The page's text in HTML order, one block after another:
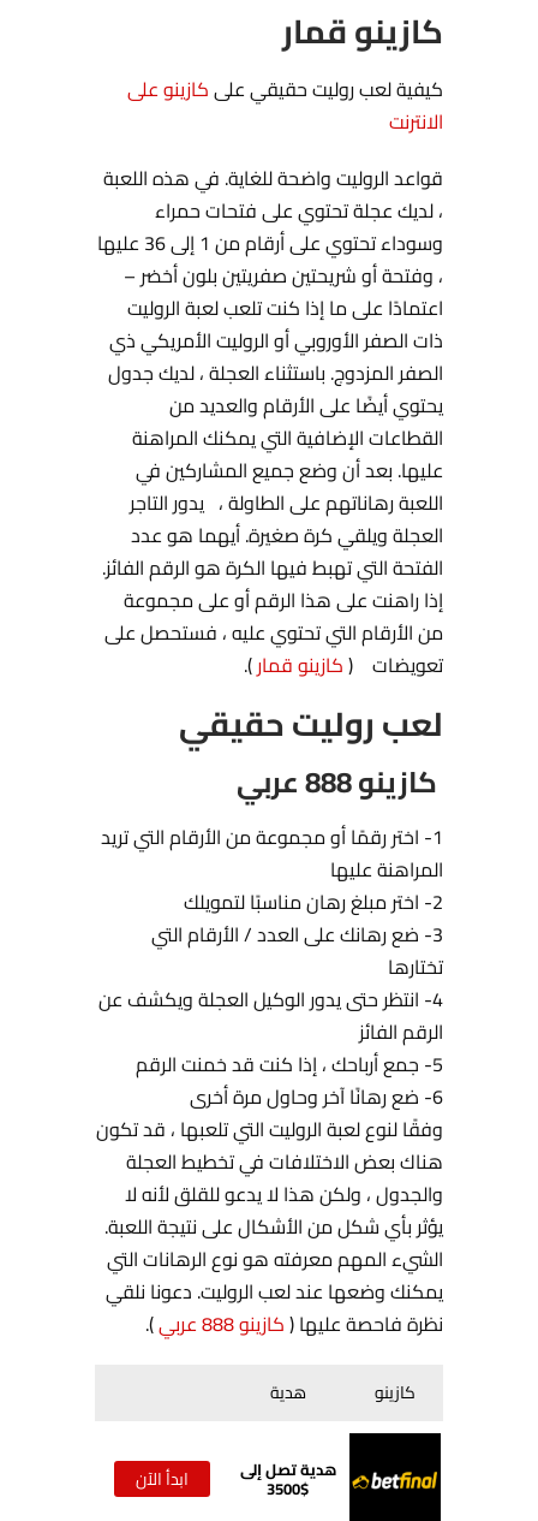
كازينو قمار
كيفية لعب روليت حقيقي علىكازينو على
الانترنت
قواعد الروليت واضحة للغاية. في هذه اللعبة
، لديك عجلة تحتوي على فتحات حمراء
وسوداء تحتوي على أرقام من 1 إلى 36 عليها
، وفتحة أو شريحتين صفريتين بلون أخضر –
اعتمادًا على ما إذا كنت تلعب لعبة الروليت
ذات الصفر الأوروبي أو الروليت الأمريكي ذي
الصفر المزدوج. باستثناء العجلة ، لديك جدول
يحتوي أيضًا على الأرقام والعديد من
القطاعات الإضافية التي يمكنك المراهنة
عليها. بعد أن وضع جميع المشاركين في
اللعبة رهاناتهم على الطاولة ، يدور التاجر
العجلة ويلقي كرة صغيرة. أيهما هو عدد
الفتحة التي تهبط فيها الكرة هو الرقم الفائز.
إذا راهنت على هذا الرقم أو على مجموعة
من الأرقام التي تحتوي عليه ، فستحصل على
تعويضات (كازينو قمار).
لعب روليت حقيقي
كازينو 888 عربي
1- اختر رقمًا أو مجموعة من الأرقام التي تريد
المراهنة عليها
2- اختر مبلغ رهان مناسبًا لتمويلك
3- ضع رهانك على العدد / الأرقام التي
تختارها
4- انتظر حتى يدور الوكيل العجلة ويكشف عن
الرقم الفائز
5- جمع أرباحك ، إذا كنت قد خمنت الرقم
6- ضع رهانًا آخر وحاول مرة أخرى
وفقًا لنوع لعبة الروليت التي تلعبها ، قد تكون
هناك بعض الاختلافات في تخطيط العجلة
والجدول ، ولكن هذا لا يدعو للقلق لأنه لا
يؤثر بأي شكل من الأشكال على نتيجة اللعبة.
الشيء المهم معرفته هو نوع الرهانات التي
يمكنك وضعها عند لعب الروليت. دعونا نلقي
نظرة فاحصة عليها (كازينو 888 عربي ).
كازينو هدية
هدية تصل إلى
$3500 ابدأ الآن